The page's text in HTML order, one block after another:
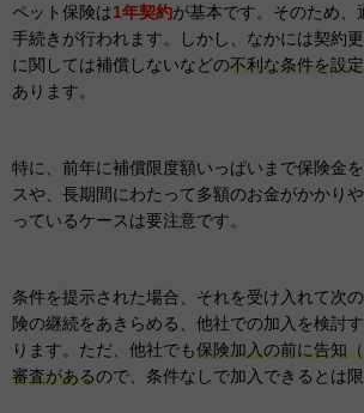
ペット保険は1年契約が基本です。そのため
手続きが行われます。しかし、なかには契約
に関しては補償しないなどの不利な条件を設
あります。
特に、前年に補償限度額いっぱいまで保険金
スや、長期間にわたって多額のお金がかかり
っているケースは要注意です。
条件を提示された場合、それを受け入れて次
険の継続をあきらめる、他社での加入を検討
ります。ただ、他社でも保険加入の前に告知
審査があるので、条件なしで加入できるとは限